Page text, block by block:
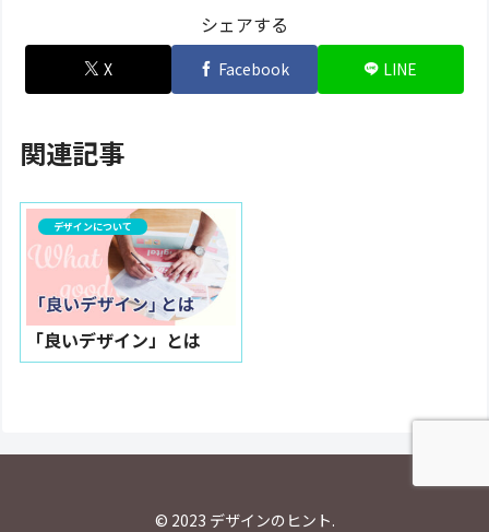
シェアする
X Facebook LINE
関連記事
デザインについて
「良いデザイン」とは
© 2023 デザインのヒント.